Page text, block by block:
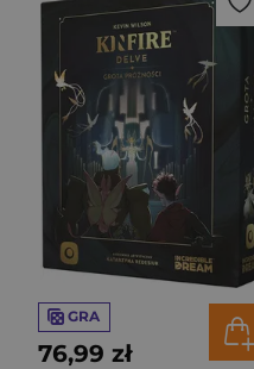
GRA
76,99 zł